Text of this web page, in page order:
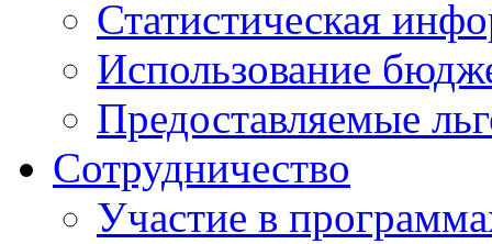
Статистическая
Использование
Предоставляемые
Сотрудничество
Участие в